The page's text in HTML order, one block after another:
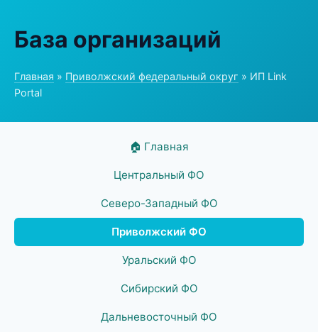
База организаций
Главная » Приволжский федеральный округ » ИП Link
Portal
🏠 Главная
Центральный ФО
Северо-Западный ФО
Приволжский ФО
Уральский ФО
Сибирский ФО
Дальневосточный ФО